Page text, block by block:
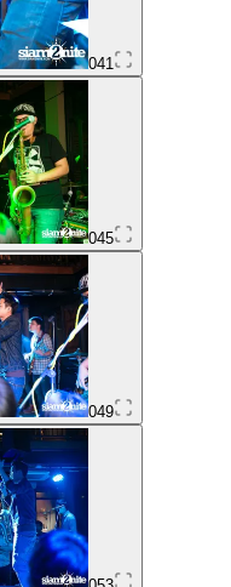
041
045
049